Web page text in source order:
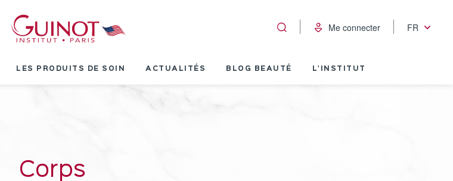
Me connecter FR
LES PRODUITS DE SOIN ACTUALITÉS BLOG BEAUTÉ L'INSTITUT
Corps